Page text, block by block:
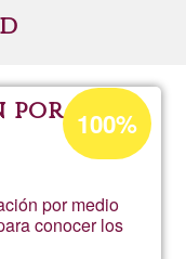
por
por medio
conocer los
Porcentaje
de
aceptación
G1
100%